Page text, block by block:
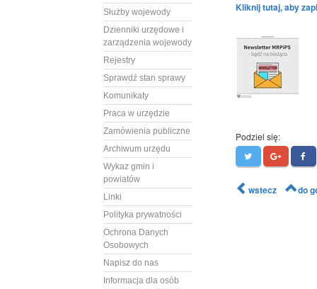
Służby wojewody
Dzienniki urzędowe i
zarządzenia wojewody
Rejestry
Sprawdź stan sprawy
Komunikaty
Praca w urzędzie
Zamówienia publiczne
Archiwum urzędu
Wykaz gmin i
powiatów
Linki
Polityka prywatności
Ochrona Danych
Osobowych
Napisz do nas
Informacja dla osób
Kliknij tutaj, aby
Podziel się:
wstecz do